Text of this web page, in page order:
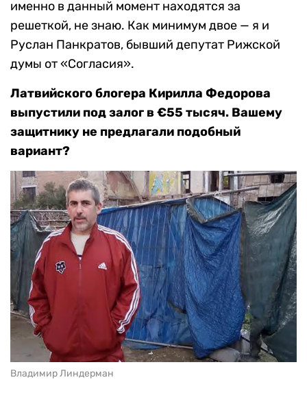
именно в данный момент находятся за
решеткой, не знаю. Как минимум двое — я и
Руслан Панкратов, бывший депутат Рижской
думы от «Согласия».
Латвийского блогера Кирилла Федорова
выпустили под залог в €55 тысяч. Вашему
защитнику не предлагали подобный
вариант?
Владимир Линдерман